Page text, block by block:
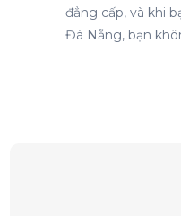
đẳng cấp, và khi
Đà Nẵng, bạn